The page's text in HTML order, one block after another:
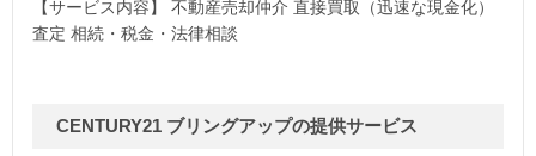
【サービス内容】 不動産売却仲介 直接買取（迅速な現金化）
査定 相続・税金・法律相談
CENTURY21 ブリングアップの提供サービス